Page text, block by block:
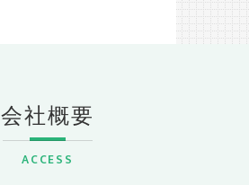
会社概要
ACCESS